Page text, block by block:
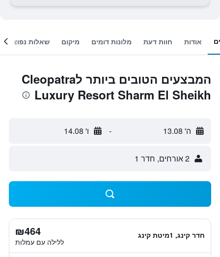
אודות חוות דעת מלונות דומים מיקום שאלות נפוצות
המבצעים הטובים ביותר לCleopatra
Luxury Resort Sharm El Sheikh
ה' 13.08 - ו' 14.08
2 אורחים, חדר 1
חדר קינג, 1מיטת קינג ₪464
ללילה עם עמלות